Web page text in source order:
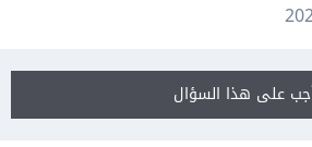
على هذا السؤال